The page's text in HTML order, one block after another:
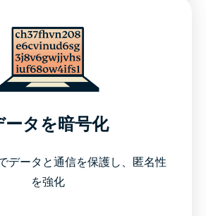
ータを暗号化
データと通信を保護し、匿名性
を強化